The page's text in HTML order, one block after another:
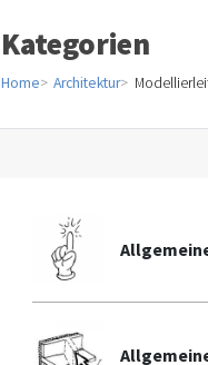
Kategorien
Home Architektur